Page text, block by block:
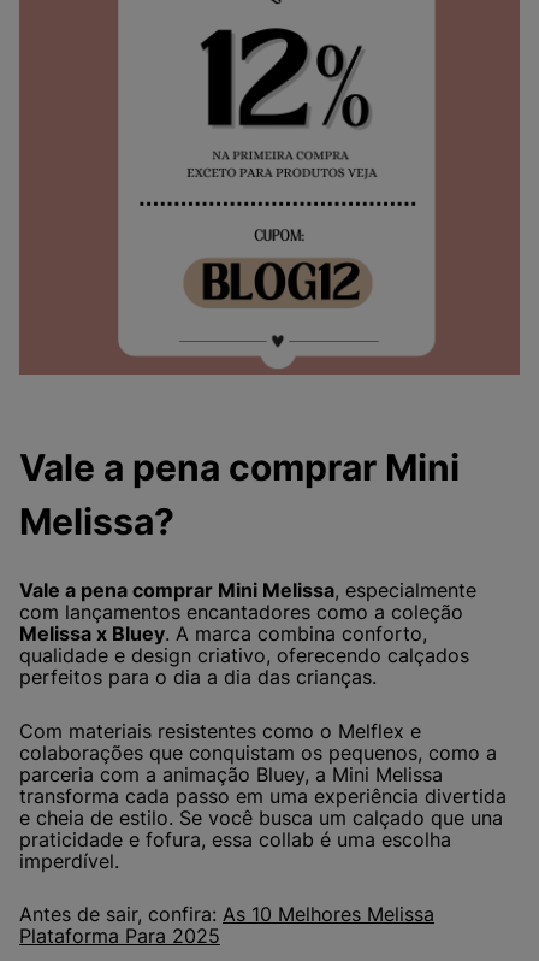
Vale a pena comprar Mini
Melissa?
Vale a pena comprar Mini Melissa, especialmente
com lançamentos encantadores como a coleção
Melissa x Bluey. A marca combina conforto,
qualidade e design criativo, oferecendo calçados
perfeitos para o dia a dia das crianças.
Com materiais resistentes como o Melflex e
colaborações que conquistam os pequenos, como a
parceria com a animação Bluey, a Mini Melissa
transforma cada passo em uma experiência divertida
e cheia de estilo. Se você busca um calçado que una
praticidade e fofura, essa collab é uma escolha
imperdível.
Antes de sair, confira: As 10 Melhores Melissa
Plataforma Para 2025